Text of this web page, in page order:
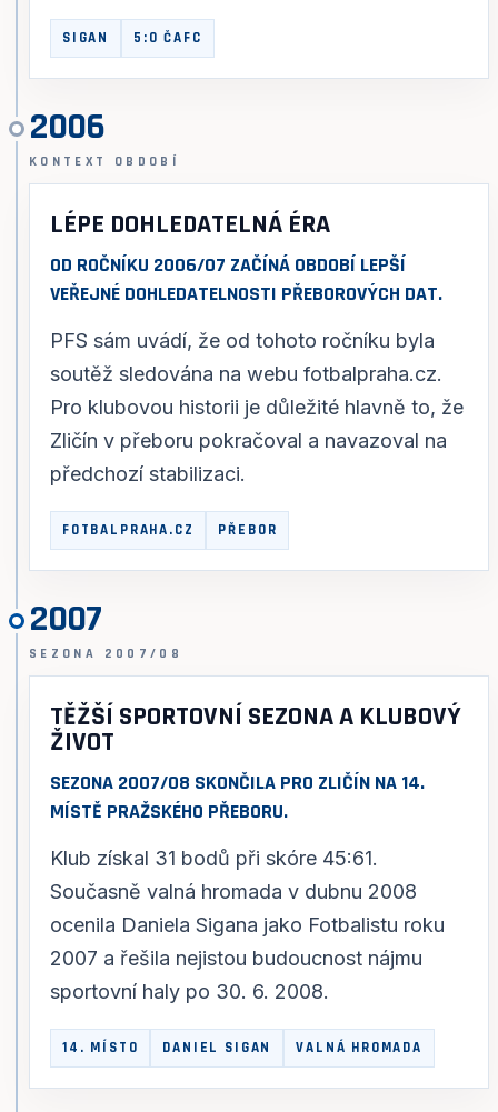
SIGAN 5:0 ČAFC
2006
KONTEXT OBDOBÍ
LÉPE DOHLEDATELNÁ ÉRA
OD ROČNÍKU 2006/07 ZAČÍNÁ OBDOBÍ LEPŠÍ
VEŘEJNÉ DOHLEDATELNOSTI PŘEBOROVÝCH DAT.
PFS sám uvádí, že od tohoto ročníku byla
soutěž sledována na webu fotbalpraha.cz.
Pro klubovou historii je důležité hlavně to, že
Zličín v přeboru pokračoval a navazoval na
předchozí stabilizaci.
FOTBALPRAHA.CZ PŘEBOR
2007
SEZONA 2007/08
TĚŽŠÍ SPORTOVNÍ SEZONA A KLUBOVÝ
ŽIVOT
SEZONA 2007/08 SKONČILA PRO ZLIČÍN NA 14.
MÍSTĚ PRAŽSKÉHO PŘEBORU.
Klub získal 31 bodů při skóre 45:61.
Současně valná hromada v dubnu 2008
ocenila Daniela Sigana jako Fotbalistu roku
2007 a řešila nejistou budoucnost nájmu
sportovní haly po 30. 6. 2008.
14. MÍSTO DANIEL SIGAN VALNÁ HROMADA